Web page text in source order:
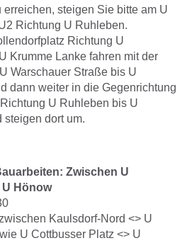
erreichen, steigen Sie bitte am U
Richtung U Ruhleben.
Richtung U
Krumme Lanke fahren mit der
Warschauer Straße bis U
dann weiter in die Gegenrichtung
U Ruhleben bis U
steigen dort um.
Zwischen U
Hönow
Kaulsdorf-Nord <> U
U Cottbusser Platz <> U